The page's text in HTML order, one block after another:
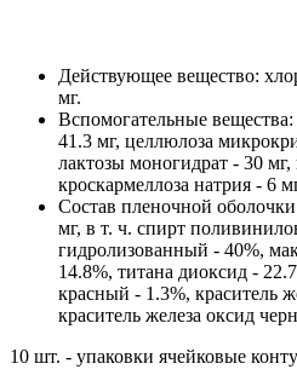
Действующее вещество:
мг.
Вспомогательные
41.3 мг, целлюлоза
лактозы моногидрат - 30
кроскармеллоза натрия - 6
Состав пленочной
мг, в т. ч. спирт
гидролизованный - 40%,
14.8%, титана диоксид -
красный - 1.3%, краситель
краситель железа оксид
10 шт. - упаковки ячейковые